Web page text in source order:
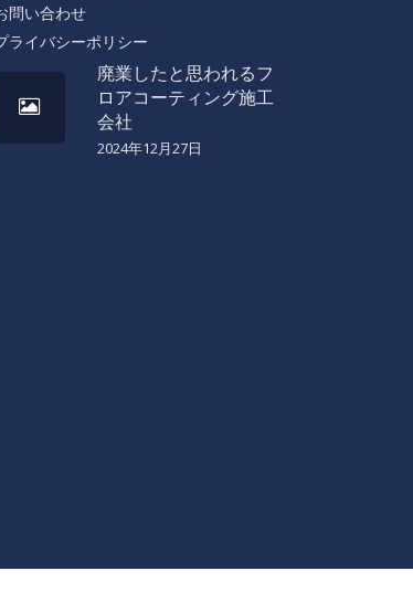
問い合わせ
ライバシーポリシー
廃業したと思われるフ
ロアコーティング施工
会社
2024年12月27日